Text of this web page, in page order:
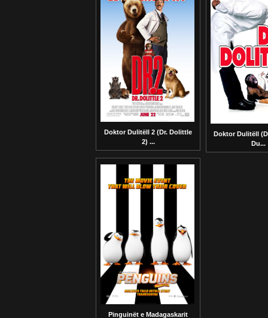
Doktor Dulitëll 2 (Dr. Dolittle
2) ...
Doktor Dulitëll
Du...
Pinguinët e Madagaskarit